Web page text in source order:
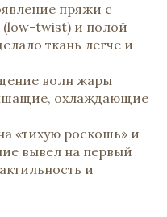
пряжи с
(low-twist) и полой
ткань легче и
волн жары
охлаждающие
«тихую роскошь» и
вывел на первый
и